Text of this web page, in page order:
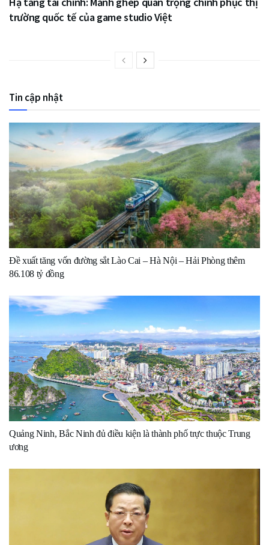
trường quốc tế của game studio Việt
Tin cập nhật
Đề xuất tăng vốn đường sắt Lào Cai – Hà Nội – Hải Phòng thêm
86.108 tỷ đồng
Quảng Ninh, Bắc Ninh đủ điều kiện là thành phố trực thuộc Trung
ương